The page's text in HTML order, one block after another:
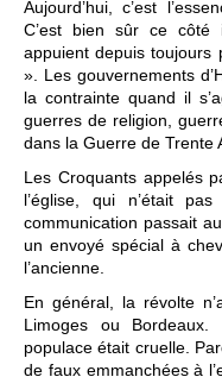
Aujourd’hui, c’est
C’est bien sûr ce côté
appuient depuis toujours
». Les gouvernements
la contrainte quand il
guerres de religion,
dans la Guerre de Trente
Les Croquants appelés
l’église, qui n’était
communication passait
un envoyé spécial à
l’ancienne.
En général, la révolte
Limoges ou
populace était cruelle.
de faux emmanchées à